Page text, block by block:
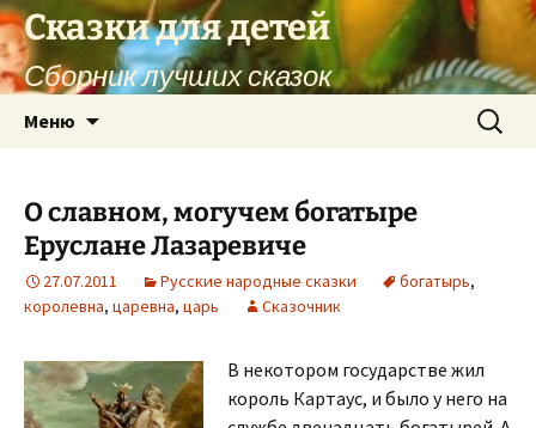
Перейти
к
содержимому
Сказки для детей
Сборник лучших сказок
Меню Найти:
О славном, могучем богатыре
Еруслане Лазаревиче
27.07.2011 Русские народные сказки богатырь,
королевна, царевна, царь Сказочник
В некотором государстве жил
король Картаус, и было у него на